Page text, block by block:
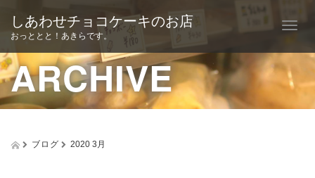
T
o
g
しあわせチョコケーキのお店
おっととと！あきらです。
ARCHIVE
ブログ 2020 3月